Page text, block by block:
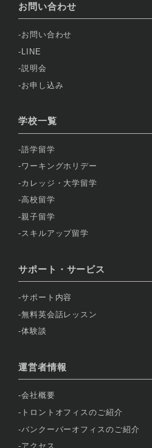
お問い合わせ
お問い合わせ
LINE
説明会
お申し込み
学校一覧
語学留学
ワーキングホリデー
カレッジ・大学留学
高校留学
親子留学
スキルアップ留学
サポート・サービス
サポート内容
無料英会話レッスン
体験談
運営者情報
会社概要
トロントオフィスのご紹介
バンクーバーオフィスのご紹介
アクセス